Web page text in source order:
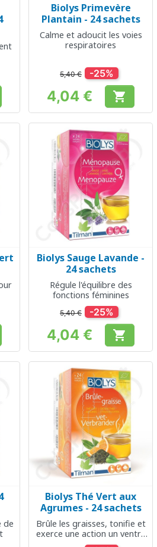
Biolys Primevère
Plantain - 24 sachets
Calme et adoucit les voies
respiratoires
5,40 € -25%
Prix
4,04 € 
Biolys Sauge Lavande -
24 sachets
Régule l'équilibre des
fonctions féminines
5,40 € -25%
Prix
4,04 € 
de
Biolys Thé Vert aux
Agrumes - 24 sachets
Brûle les graisses, tonifie et
exerce une action un ventre
plat